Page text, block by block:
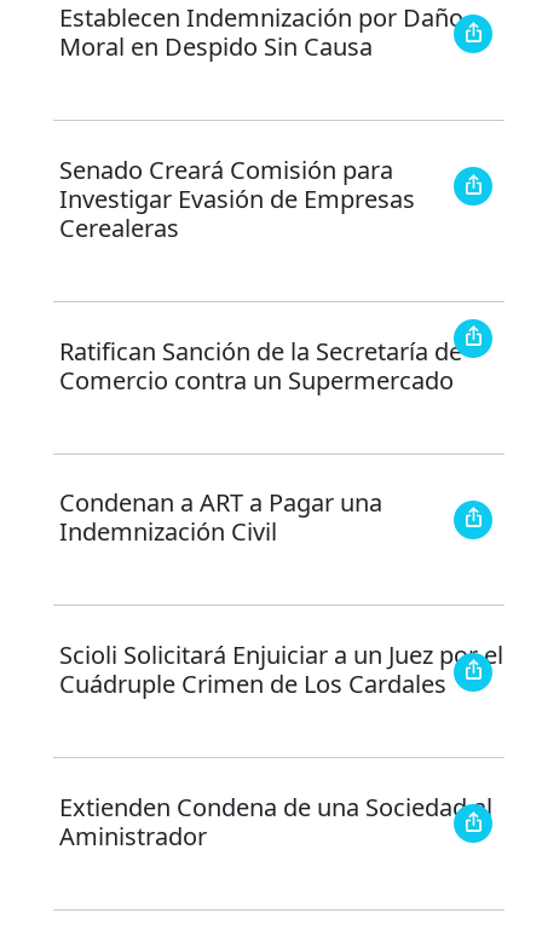
Establecen Indemnización por Daño
Moral en Despido Sin Causa
Senado Creará Comisión para
Investigar Evasión de Empresas
Cerealeras
Ratifican Sanción de la Secretaría de
Comercio contra un Supermercado
Condenan a ART a Pagar una
Indemnización Civil
Scioli Solicitará Enjuiciar a un Juez por el
Cuádruple Crimen de Los Cardales
Extienden Condena de una Sociedad al
Aministrador